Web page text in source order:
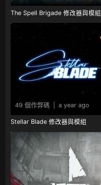
The Spell Brigade 修改器與模組
49 個作弊碼 a year ago
Stellar Blade 修改器與模組